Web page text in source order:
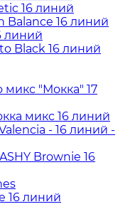
16 линий
Balance 16 линий
линий
Black 16 линий
"Мокка" 17
микс 16 линий
- 16 линий -
Brownie 16
16 линий